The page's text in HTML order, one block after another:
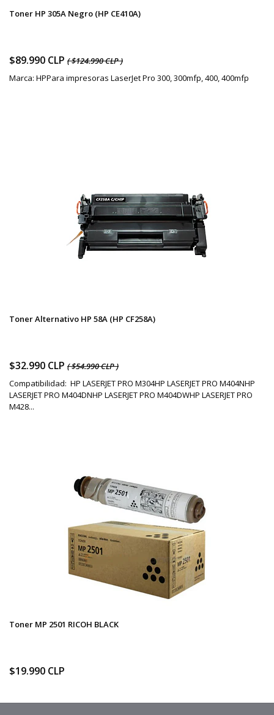
Toner HP 305A Negro (HP CE410A)
$89.990 CLP ( $124.990 CLP )
Marca: HPPara impresoras LaserJet Pro 300, 300mfp, 400, 400mfp
Toner Alternativo HP 58A (HP CF258A)
$32.990 CLP ( $54.990 CLP )
Compatibilidad: HP LASERJET PRO M304HP LASERJET PRO M404NHP
LASERJET PRO M404DNHP LASERJET PRO M404DWHP LASERJET PRO
M428...
Toner MP 2501 RICOH BLACK
$19.990 CLP